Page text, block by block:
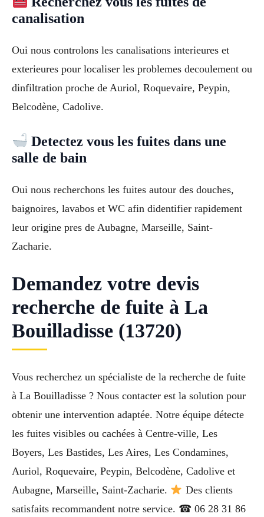
canalisation
Oui nous controlons les canalisations interieures et
exterieures pour localiser les problemes decoulement ou
dinfiltration proche de Auriol, Roquevaire, Peypin,
Belcodène, Cadolive.
Detectez vous les fuites dans une
salle de bain
Oui nous recherchons les fuites autour des douches,
baignoires, lavabos et WC afin didentifier rapidement
leur origine pres de Aubagne, Marseille, Saint-
Zacharie.
Demandez votre devis
recherche de fuite à La
Bouilladisse (13720)
Vous recherchez un spécialiste de la recherche de fuite
à La Bouilladisse ? Nous contacter est la solution pour
obtenir une intervention adaptée. Notre équipe détecte
les fuites visibles ou cachées à Centre-ville, Les
Boyers, Les Bastides, Les Aires, Les Condamines,
Auriol, Roquevaire, Peypin, Belcodène, Cadolive et
Aubagne, Marseille, Saint-Zacharie.
Des clients
satisfaits recommandent notre service. ☎ 06 28 31 86